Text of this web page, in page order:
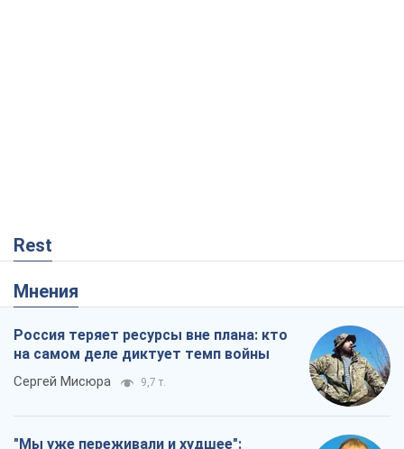
Rest
Мнения
Россия теряет ресурсы вне плана: кто
на самом деле диктует темп войны
Сергей Мисюра 9,7 т.
"Мы уже переживали и худшее":